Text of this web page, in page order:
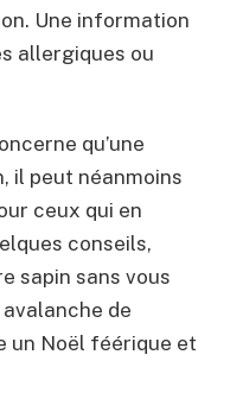
Une information
allergiques ou
qu’une
il peut néanmoins
ceux qui en
conseils,
sapin sans vous
de
un Noël féérique et